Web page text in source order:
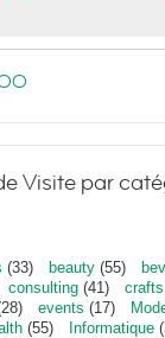
Visite par
(33) beauty (55)
consulting (41) crafts
events (17)
(55) Informatique